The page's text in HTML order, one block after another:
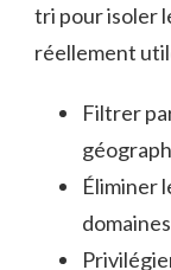
tri pour isoler
réellement
Filtrer
Éliminer